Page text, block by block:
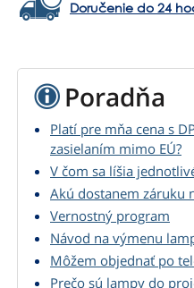
Doručenie do 24
Poradňa
Platí pre mňa cena s
zasielaním mimo EÚ?
V čom sa líšia
Akú dostanem záruku
Vernostný program
Návod na výmenu
Môžem objednať po
Prečo sú lampy do